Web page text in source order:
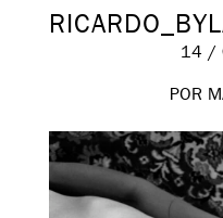
14 /
POR